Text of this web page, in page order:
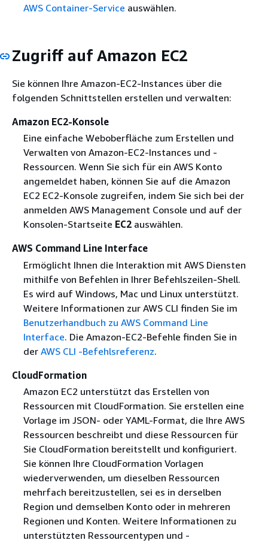
AWS Container-Service auswählen.
Zugriff auf Amazon EC2
Sie können Ihre Amazon-EC2-Instances über die
folgenden Schnittstellen erstellen und verwalten:
Amazon EC2-Konsole
Eine einfache Weboberfläche zum Erstellen und
Verwalten von Amazon-EC2-Instances und -
Ressourcen. Wenn Sie sich für ein AWS Konto
angemeldet haben, können Sie auf die Amazon
EC2 EC2-Konsole zugreifen, indem Sie sich bei der
anmelden AWS Management Console und auf der
Konsolen-Startseite EC2auswählen.
AWS Command Line Interface
Ermöglicht Ihnen die Interaktion mit AWS Diensten
mithilfe von Befehlen in Ihrer Befehlszeilen-Shell.
Es wird auf Windows, Mac und Linux unterstützt.
Weitere Informationen zur AWS CLI finden Sie im
Benutzerhandbuch zu AWS Command Line
Interface. Die Amazon-EC2-Befehle finden Sie in
der AWS CLI -Befehlsreferenz.
CloudFormation
Amazon EC2 unterstützt das Erstellen von
Ressourcen mit CloudFormation. Sie erstellen eine
Vorlage im JSON- oder YAML-Format, die Ihre AWS
Ressourcen beschreibt und diese Ressourcen für
Sie CloudFormation bereitstellt und konfiguriert.
Sie können Ihre CloudFormation Vorlagen
wiederverwenden, um dieselben Ressourcen
mehrfach bereitzustellen, sei es in derselben
Region und demselben Konto oder in mehreren
Regionen und Konten. Weitere Informationen zu
unterstützten Ressourcentypen und -